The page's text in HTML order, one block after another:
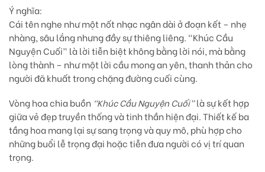
Ý nghĩa:
Cái tên nghe như một nốt nhạc ngân dài ở đoạn kết – nhẹ
nhàng, sâu lắng nhưng đầy sự thiêng liêng. “Khúc Cầu
Nguyện Cuối” là lời tiễn biệt không bằng lời nói, mà bằng
lòng thành – như một lời cầu mong an yên, thanh thản cho
người đã khuất trong chặng đường cuối cùng.
Vòng hoa chia buồn “Khúc Cầu Nguyện Cuối”là sự kết hợp
giữa vẻ đẹp truyền thống và tinh thần hiện đại. Thiết kế ba
tầng hoa mang lại sự sang trọng và quy mô, phù hợp cho
những buổi lễ trọng đại hoặc tiễn đưa người có vị trí quan
trọng.